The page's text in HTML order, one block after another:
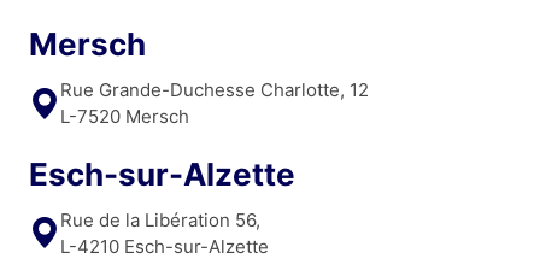
Mersch
Rue Grande-Duchesse Charlotte, 12
L-7520 Mersch
Esch-sur-Alzette
Rue de la Libération 56,
L-4210 Esch-sur-Alzette